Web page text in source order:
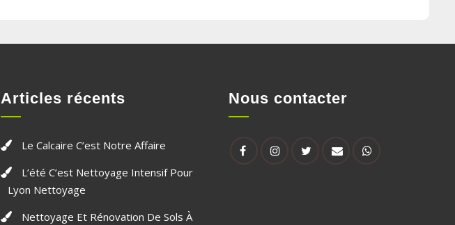
Articles récents
Le Calcaire C’est Notre Affaire
L’été C’est Nettoyage Intensif Pour
Lyon Nettoyage
Nettoyage Et Rénovation De Sols À
Nous contacter